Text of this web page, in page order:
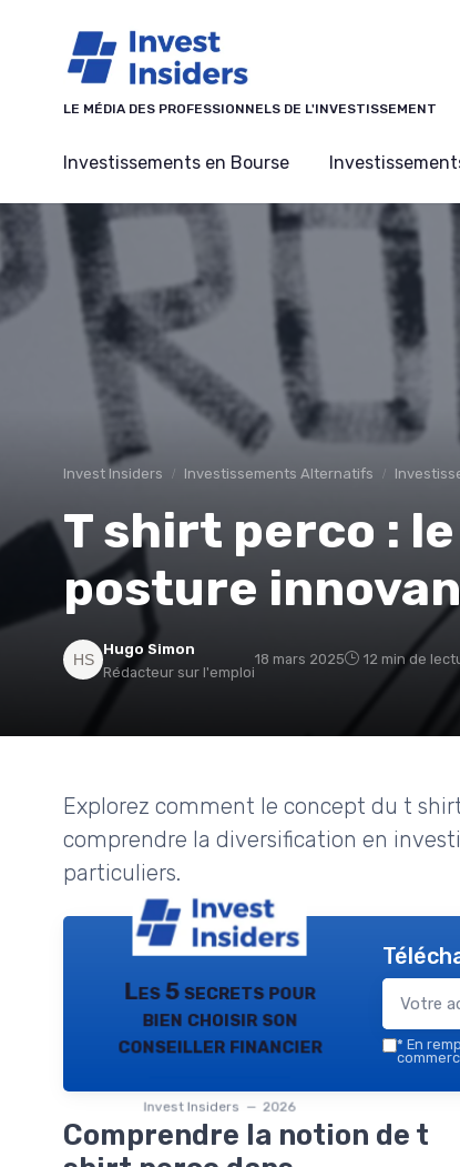
LE MÉDIA DES PROFESSIONNELS DE L'INVESTISSEMENT
Investissements en Bourse
Invest Insiders Investissements Alternatifs
T shirt perco :
posture
Hugo Simon
Rédacteur sur l'emploi
18 mars 2025 12 min de
Explorez comment le concept du t
comprendre la diversification en
particuliers.
Les 5 secrets pour
bien choisir son
conseiller financier
Invest Insiders — 2026
* En
Comprendre la notion de t